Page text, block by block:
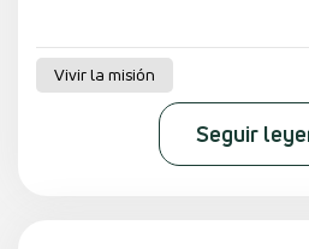
Vivir la misión
Seguir